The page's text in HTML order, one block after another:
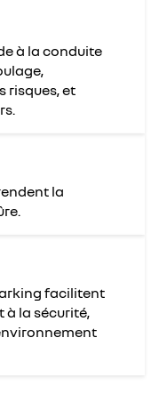
à la conduite
risques, et
la
facilitent
la sécurité,